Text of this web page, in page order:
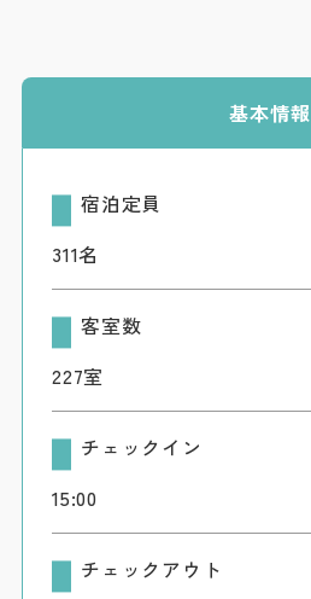
基本情報
宿泊定員
311名
客室数
227室
チェックイン
15:00
チェックアウト